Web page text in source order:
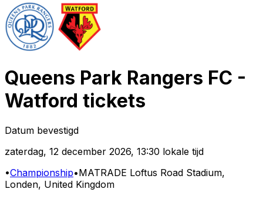
Queens Park Rangers FC -
Watford tickets
Datum bevestigd
zaterdag, 12 december 2026, 13:30 lokale tijd
•Championship•MATRADE Loftus Road Stadium,
Londen, United Kingdom